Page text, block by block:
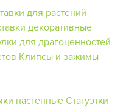
для растений
декоративные
для драгоценностей
Клипсы и зажимы
настенныеСтатуэтки